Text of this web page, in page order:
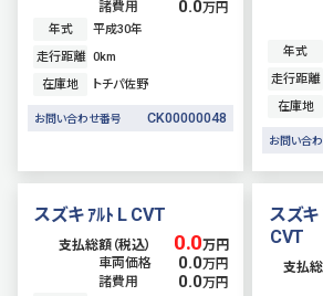
諸費用
0.0万円
年式
平成30年
走行距離 0km
在庫地
トチパ佐野
お問い合わせ番号 CK00000048
年式
走行距離
在庫地
お問い合
スズキ ｱﾙﾄ L CVT
支払総額（税込） 0.0万円
車両価格
0.0万円
諸費用
0.0万円
スズキ
CVT
支払総